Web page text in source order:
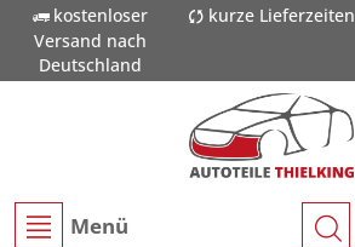
kostenloser
Versand nach
Deutschland
kurze Lieferzeiten
Menü